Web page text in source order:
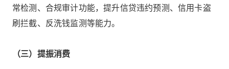
常检测、合规审计功能，提升信贷违约预测、信用卡盗
刷拦截、反洗钱监测等能力。
（三）提振消费